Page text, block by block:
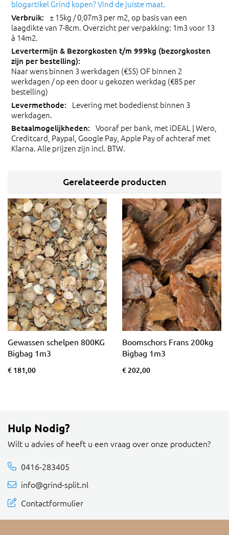
blogartikel Grind kopen? Vind de juiste maat.
± 15kg / 0,07m3 per m2, op basis van een
laagdikte van 7-8cm. Overzicht per verpakking: 1m3 voor 13
à 14m2.
Naar wens binnen 3 werkdagen (€55) OF binnen 2
werkdagen / op een door u gekozen werkdag (€85 per
bestelling)
Levering met bodedienst binnen 3
werkdagen.
Vooraf per bank, met iDEAL | Wero,
Creditcard, Paypal, Google Pay, Apple Pay of achteraf met
Klarna. Alle prijzen zijn incl. BTW.
Gerelateerde producten
Gewassen schelpen 800KG
Bigbag 1m3
€ 181,00
Boomschors Frans 200kg
Bigbag 1m3
€ 202,00
Hulp Nodig?
Wilt u advies of heeft u een vraag over onze producten?
0416-283405
info@grind-split.nl
Contactformulier